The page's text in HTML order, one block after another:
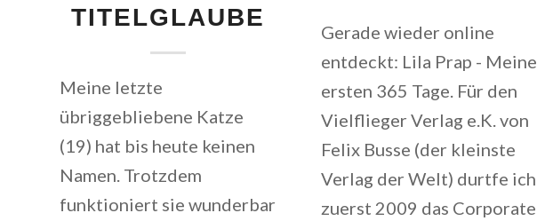
TITELGLAUBE
Meine letzte
übriggebliebene Katze
(19) hat bis heute keinen
Namen. Trotzdem
funktioniert sie wunderbar
Gerade wieder online
entdeckt: Lila Prap - Meine
ersten 365 Tage. Für den
Vielflieger Verlag e.K. von
Felix Busse (der kleinste
Verlag der Welt) durtfe ich
zuerst 2009 das Corporate